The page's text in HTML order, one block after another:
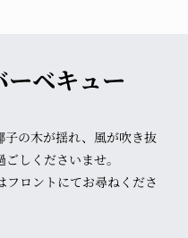
ーベキュー
子の木が揺れ、風が吹き抜
しくださいませ。
フロントにてお尋ねくださ